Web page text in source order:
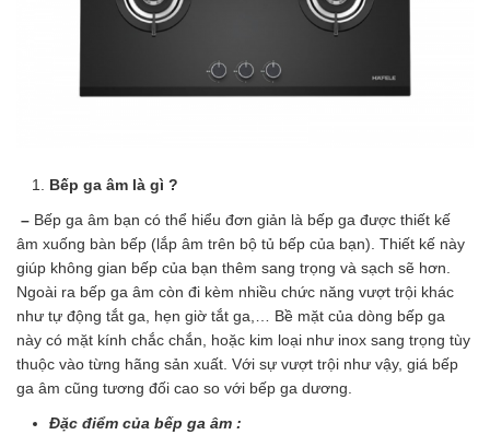
Bếp ga âm là gì ?
– Bếp ga âm bạn có thể hiểu đơn giản là bếp ga được thiết kế
âm xuống bàn bếp (lắp âm trên bộ tủ bếp của bạn). Thiết kế này
giúp không gian bếp của bạn thêm sang trọng và sạch sẽ hơn.
Ngoài ra bếp ga âm còn đi kèm nhiều chức năng vượt trội khác
như tự động tắt ga, hẹn giờ tắt ga,… Bề mặt của dòng bếp ga
này có mặt kính chắc chắn, hoặc kim loại như inox sang trọng tùy
thuộc vào từng hãng sản xuất. Với sự vượt trội như vậy, giá bếp
ga âm cũng tương đối cao so với bếp ga dương.
Đặc điểm của bếp ga âm :